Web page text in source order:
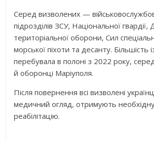
Серед визволених —
підрозділів ЗСУ, Національної
територіальної оборони, Сил
морської піхоти та десанту. Більшість
перебувала в полоні з 2022 року,
й оборонці Маріуполя.
Після повернення всі визволені
медичний огляд, отримують
реабілітацію.